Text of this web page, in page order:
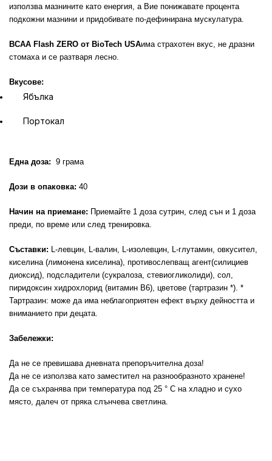
използва мазнините като енергия, а Вие понижавате процента
подкожни мазнини и придобивате по-дефинирана мускулатура.
BCAA Flash ZERO от BioTech USAима страхотен вкус, не дразни
стомаха и се разтваря лесно.
Вкусове:
Ябълка
Портокал
Една доза: 9 грама
Дози в опаковка: 40
Начин на приемане: Приемайте 1 доза сутрин, след сън и 1 доза
преди, по време или след тренировка.
Съставки: L-левцин, L-валин, L-изолевцин, L-глутамин, овкусител,
киселина (лимонена киселина), противослепващ агент(силициев
диоксид), подсладители (сукралоза, стевиогликолиди), сол,
пиридоксин хидрохлорид (витамин В6), цветове (тартразин *). *
Тартразин: може да има неблагоприятен ефект върху дейността и
вниманието при децата.
Забележки:
Да не се превишава дневната препоръчителна доза!
Да не се използва като заместител на разнообразното хранене!
Да се съхранява при температура под 25 ° C на хладно и сухо
място, далеч от пряка слънчева светлина.